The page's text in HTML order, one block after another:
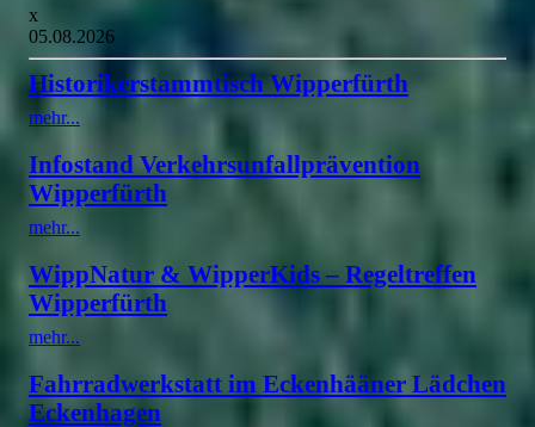
x
05.08.2026
Historikerstammtisch Wipperfürth
mehr...
Infostand Verkehrsunfallprävention
Wipperfürth
mehr...
WippNatur & WipperKids – Regeltreffen
Wipperfürth
mehr...
Fahrradwerkstatt im Eckenhääner Lädchen
Eckenhagen